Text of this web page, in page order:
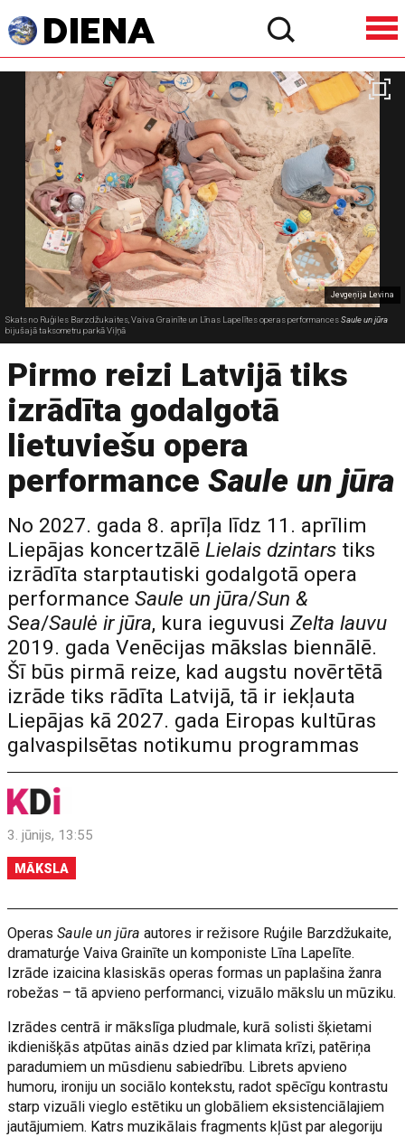
Jevgeņija Levina
Skats no Ruģiles Barzdžukaites, Vaiva Grainīte un Līnas Lapelītes operas performancesSaule un jūra
bijušajā taksometru parkā Viļņā
Pirmo reizi Latvijā tiks
izrādīta godalgotā
lietuviešu opera
performanceSaule un jūra
No 2027. gada 8. aprīļa līdz 11. aprīlim
Liepājas koncertzālēLielais dzintars tiks
izrādīta starptautiski godalgotā opera
performanceSaule un jūra/Sun &
Sea/Saulė ir jūra, kura ieguvusiZelta lauvu
2019. gada Venēcijas mākslas biennālē.
Šī būs pirmā reize, kad augstu novērtētā
izrāde tiks rādīta Latvijā, tā ir iekļauta
Liepājas kā 2027. gada Eiropas kultūras
galvaspilsētas notikumu programmas
3. jūnijs, 13:55
MĀKSLA
OperasSaule un jūraautores ir režisore Ruģile Barzdžukaite,
dramaturģe Vaiva Grainīte un komponiste Līna Lapelīte.
Izrāde izaicina klasiskās operas formas un paplašina žanra
robežas – tā apvieno performanci, vizuālo mākslu un mūziku.
Izrādes centrā ir mākslīga pludmale, kurā solisti šķietami
ikdienišķās atpūtas ainās dzied par klimata krīzi, patēriņa
paradumiem un mūsdienu sabiedrību. Librets apvieno
humoru, ironiju un sociālo kontekstu, radot spēcīgu kontrastu
starp vizuāli vieglo estētiku un globāliem eksistenciālajiem
jautājumiem. Katrs muzikālais fragments kļūst par alegoriju